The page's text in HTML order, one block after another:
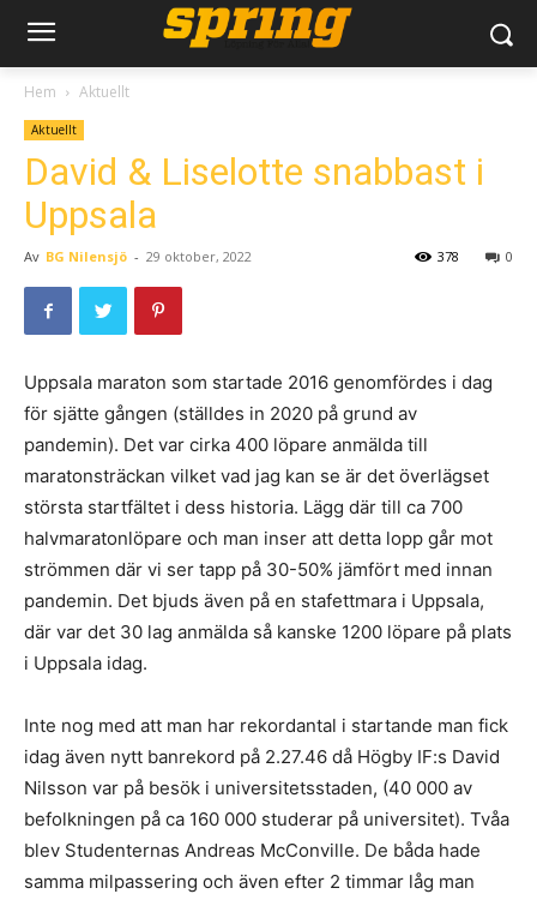
Hem Aktuellt
Aktuellt
David & Liselotte snabbast i
Uppsala
Av BG Nilensjö - 29 oktober, 2022 0
378
Uppsala maraton som startade 2016 genomfördes i dag
för sjätte gången (ställdes in 2020 på grund av
pandemin). Det var cirka 400 löpare anmälda till
maratonsträckan vilket vad jag kan se är det överlägset
största startfältet i dess historia. Lägg där till ca 700
halvmaratonlöpare och man inser att detta lopp går mot
strömmen där vi ser tapp på 30-50% jämfört med innan
pandemin. Det bjuds även på en stafettmara i Uppsala,
där var det 30 lag anmälda så kanske 1200 löpare på plats
i Uppsala idag.
Inte nog med att man har rekordantal i startande man fick
idag även nytt banrekord på 2.27.46 då Högby IF:s David
Nilsson var på besök i universitetsstaden, (40 000 av
befolkningen på ca 160 000 studerar på universitet). Tvåa
blev Studenternas Andreas McConville. De båda hade
samma milpassering och även efter 2 timmar låg man